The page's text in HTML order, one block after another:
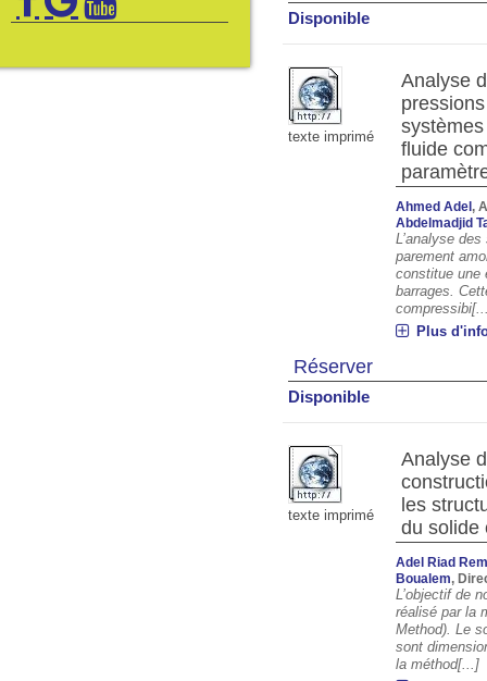
Disponible
texte imprimé
Analyse
fluide
Ahmed Adel,
Abdelmadjid
L’analyse
parement
constitue une
barrages.
Plus
Réserver
Disponible
texte imprimé
Analyse
les
du solide
Adel Riad
Boualem,
L’objectif de
réalisé par la
Method). Le
sont
la méthod[...]